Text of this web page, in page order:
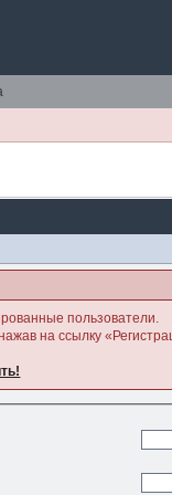
пользователи.
на ссылку